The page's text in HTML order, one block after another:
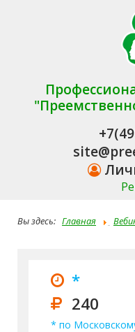
Вы здесь: Главная
деятельности
*
240
* по